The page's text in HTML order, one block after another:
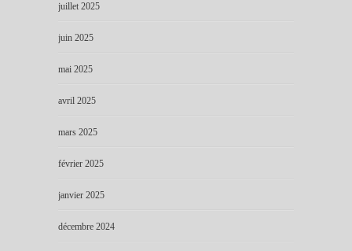
juillet 2025
juin 2025
mai 2025
avril 2025
mars 2025
février 2025
janvier 2025
décembre 2024